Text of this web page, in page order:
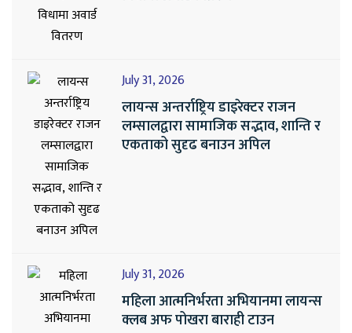
July 31, 2026
लायन्स अन्तर्राष्ट्रिय डाइरेक्टर राजन
लम्सालद्वारा सामाजिक सद्भाव, शान्ति र
एकताको सुदृढ बनाउन अपिल
July 31, 2026
महिला आत्मनिर्भरता अभियानमा लायन्स
क्लब अफ पोखरा बाराही टाउन